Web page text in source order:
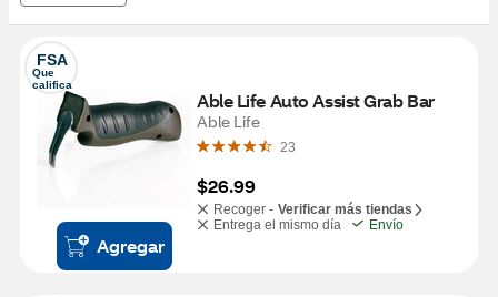
FSA
Que
califica
Agregar
Able Life Auto Assist Grab Bar
Able Life
23
$26.99
Recoger - Verificar más tiendas
Entrega el mismo día
Envío